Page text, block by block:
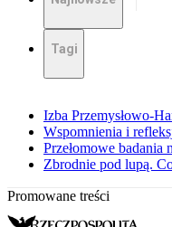
Tagi
Izba Przemysłowo-
Wspomnienia i
Przełomowe
Zbrodnie pod lupą.
Promowane treści